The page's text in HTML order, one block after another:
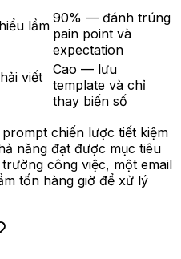
lầm 90% — đánh trúng
pain point và
expectation
viết
Cao — lưu
template và chỉ
thay biến số
chiến lược tiết kiệm
năng đạt được mục tiêu
công việc, một email
tốn hàng giờ để xử lý